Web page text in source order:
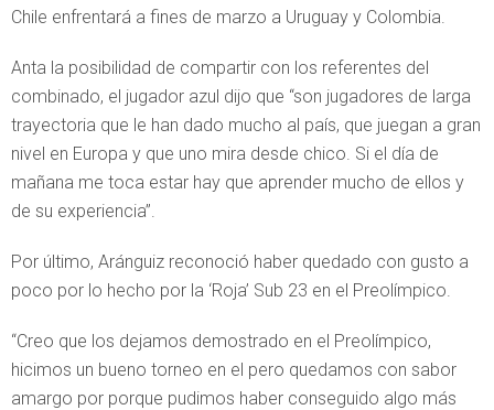
Chile enfrentará a fines de marzo a Uruguay y Colombia.
Anta la posibilidad de compartir con los referentes del
combinado, el jugador azul dijo que “son jugadores de larga
trayectoria que le han dado mucho al país, que juegan a gran
nivel en Europa y que uno mira desde chico. Si el día de
mañana me toca estar hay que aprender mucho de ellos y
de su experiencia”.
Por último, Aránguiz reconoció haber quedado con gusto a
poco por lo hecho por la ‘Roja’ Sub 23 en el Preolímpico.
“Creo que los dejamos demostrado en el Preolímpico,
hicimos un bueno torneo en el pero quedamos con sabor
amargo por porque pudimos haber conseguido algo más